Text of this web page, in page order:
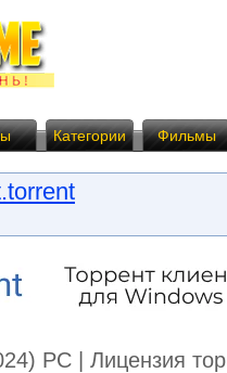
Категории Фильмы
PC | Лицензия